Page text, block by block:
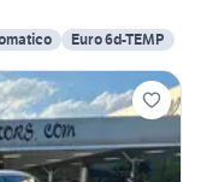
Euro 6d-TEMP